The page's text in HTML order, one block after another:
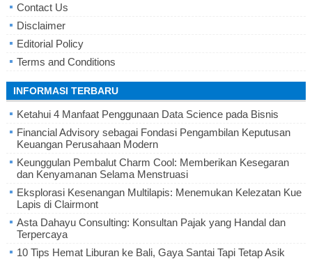
Contact Us
Disclaimer
Editorial Policy
Terms and Conditions
INFORMASI TERBARU
Ketahui 4 Manfaat Penggunaan Data Science pada Bisnis
Financial Advisory sebagai Fondasi Pengambilan Keputusan
Keuangan Perusahaan Modern
Keunggulan Pembalut Charm Cool: Memberikan Kesegaran
dan Kenyamanan Selama Menstruasi
Eksplorasi Kesenangan Multilapis: Menemukan Kelezatan Kue
Lapis di Clairmont
Asta Dahayu Consulting: Konsultan Pajak yang Handal dan
Terpercaya
10 Tips Hemat Liburan ke Bali, Gaya Santai Tapi Tetap Asik